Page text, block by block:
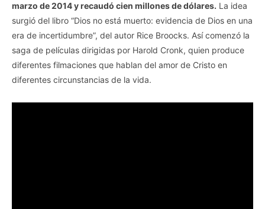
marzo de 2014 y recaudó cien millones de dólares. La idea
surgió del libro “Dios no está muerto: evidencia de Dios en una
era de incertidumbre”, del autor Rice Broocks. Así comenzó la
saga de películas dirigidas por Harold Cronk, quien produce
diferentes filmaciones que hablan del amor de Cristo en
diferentes circunstancias de la vida.